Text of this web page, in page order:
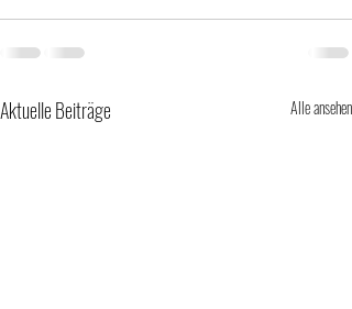
Aktuelle Beiträge Alle ansehen